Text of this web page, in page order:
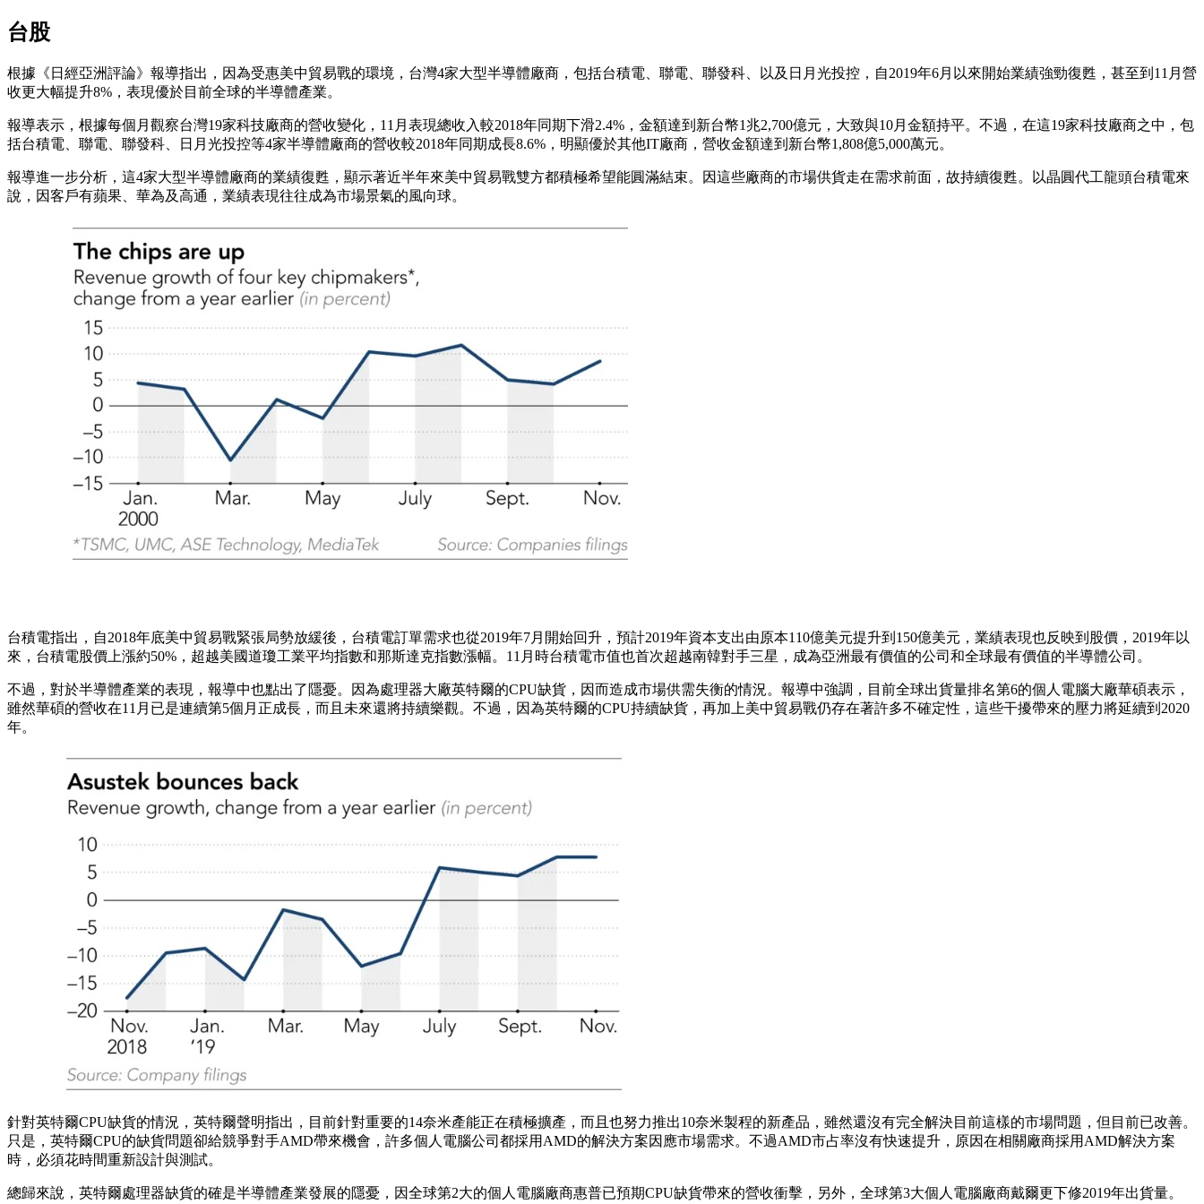
台股
根據《日經亞洲評論》報導指出，因為受惠美中貿易戰的環境，台灣4家大型半導體廠商，包括台積電、聯電、聯發科、以及日月光投控，自2019年6月以來開始業績強勁復甦，甚至到11月營
收更大幅提升8%，表現優於目前全球的半導體產業。
報導表示，根據每個月觀察台灣19家科技廠商的營收變化，11月表現總收入較2018年同期下滑2.4%，金額達到新台幣1兆2,700億元，大致與10月金額持平。不過，在這19家科技廠商之中，包
括台積電、聯電、聯發科、日月光投控等4家半導體廠商的營收較2018年同期成長8.6%，明顯優於其他IT廠商，營收金額達到新台幣1,808億5,000萬元。
報導進一步分析，這4家大型半導體廠商的業績復甦，顯示著近半年來美中貿易戰雙方都積極希望能圓滿結束。因這些廠商的市場供貨走在需求前面，故持續復甦。以晶圓代工龍頭台積電來
說，因客戶有蘋果、華為及高通，業績表現往往成為市場景氣的風向球。
台積電指出，自2018年底美中貿易戰緊張局勢放緩後，台積電訂單需求也從2019年7月開始回升，預計2019年資本支出由原本110億美元提升到150億美元，業績表現也反映到股價，2019年以
來，台積電股價上漲約50%，超越美國道瓊工業平均指數和那斯達克指數漲幅。11月時台積電市值也首次超越南韓對手三星，成為亞洲最有價值的公司和全球最有價值的半導體公司。
不過，對於半導體產業的表現，報導中也點出了隱憂。因為處理器大廠英特爾的CPU缺貨，因而造成市場供需失衡的情況。報導中強調，目前全球出貨量排名第6的個人電腦大廠華碩表示，
雖然華碩的營收在11月已是連續第5個月正成長，而且未來還將持續樂觀。不過，因為英特爾的CPU持續缺貨，再加上美中貿易戰仍存在著許多不確定性，這些干擾帶來的壓力將延續到2020
年。
針對英特爾CPU缺貨的情況，英特爾聲明指出，目前針對重要的14奈米產能正在積極擴產，而且也努力推出10奈米製程的新產品，雖然還沒有完全解決目前這樣的市場問題，但目前已改善。
只是，英特爾CPU的缺貨問題卻給競爭對手AMD帶來機會，許多個人電腦公司都採用AMD的解決方案因應市場需求。不過AMD市占率沒有快速提升，原因在相關廠商採用AMD解決方案
時，必須花時間重新設計與測試。
總歸來說，英特爾處理器缺貨的確是半導體產業發展的隱憂，因全球第2大的個人電腦廠商惠普已預期CPU缺貨帶來的營收衝擊，另外，全球第3大個人電腦廠商戴爾更下修2019年出貨量。